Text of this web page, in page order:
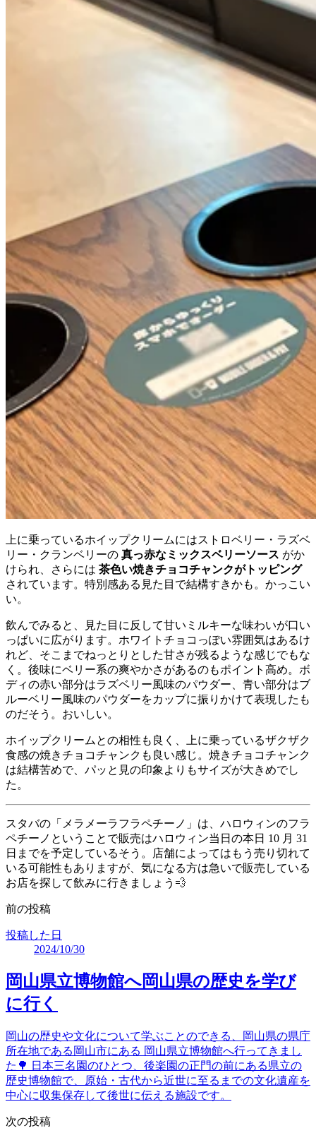
上に乗っているホイップクリームにはストロベリー・ラズベ
リー・クランベリーの 真っ赤なミックスベリーソース がか
けられ、さらには 茶色い焼きチョコチャンクがトッピング
されています。特別感ある見た目で結構すきかも。かっこい
い。
飲んでみると、見た目に反して甘いミルキーな味わいが口い
っぱいに広がります。ホワイトチョコっぽい雰囲気はあるけ
れど、そこまでねっとりとした甘さが残るような感じでもな
く。後味にベリー系の爽やかさがあるのもポイント高め。ボ
ディの赤い部分はラズベリー風味のパウダー、青い部分はブ
ルーベリー風味のパウダーをカップに振りかけて表現したも
のだそう。おいしい。
ホイップクリームとの相性も良く、上に乗っているザクザク
食感の焼きチョコチャンクも良い感じ。焼きチョコチャンク
は結構苦めで、パッと見の印象よりもサイズが大きめでし
た。
スタバの「メラメーラフラペチーノ」は、ハロウィンのフラ
ペチーノということで販売はハロウィン当日の本日 10 月 31
日までを予定しているそう。店舗によってはもう売り切れて
いる可能性もありますが、気になる方は急いで販売している
お店を探して飲みに行きましょう💨
前の投稿
投稿した日
2024/10/30
岡山県立博物館へ岡山県の歴史を学び
に行く
岡山の歴史や文化について学ぶことのできる、岡山県の県庁
所在地である岡山市にある 岡山県立博物館へ行ってきまし
た🌳 日本三名園のひとつ、後楽園の正門の前にある県立の
歴史博物館で、原始・古代から近世に至るまでの文化遺産を
中心に収集保存して後世に伝える施設です。
次の投稿